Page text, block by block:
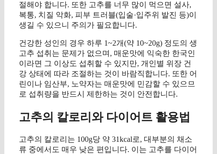
절해야 합니다. 또한 고추를 너무 많이 먹으면 설사,
복통, 치질 악화, 피부 트러블(입술·입주위 발진 등)이
생길 수 있으니 주의가 필요합니다.
건강한 성인의 경우 하루 1~2개(약 10~20g) 정도의 생
고추 섭취는 문제가 없으며, 매운맛에 익숙한 한국인
이라면 그 이상도 섭취할 수 있지만, 개인별 위장 건
강 상태에 따라 조절하는 것이 바람직합니다. 또한 어
린이나 임산부, 노약자는 매운맛에 민감할 수 있으므
로 섭취량을 반드시 제한하는 것이 안전합니다.
고추의 칼로리와 다이어트 활용법
고추의 칼로리는 100g당 약 31kcal로, 대부분의 채소
류 중에서도 매우 낮은 편입니다. 이는 고추를 다이어